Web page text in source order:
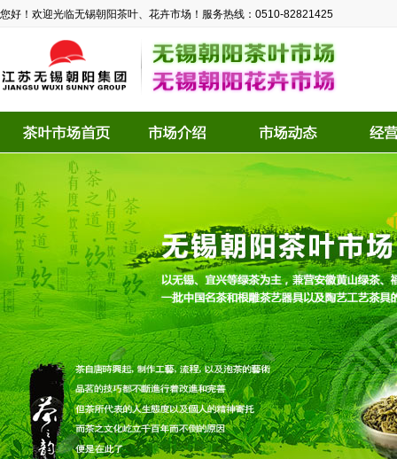
您好！欢迎光临无锡朝阳茶叶、花卉市场！服务热线：0510-82821425